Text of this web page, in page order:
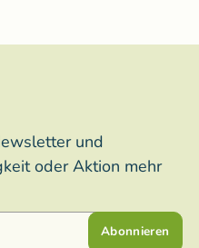
und
oder Aktion mehr
Abonnieren